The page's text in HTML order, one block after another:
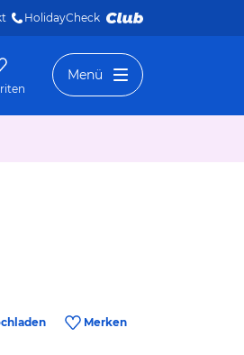
HolidayCheck
Menü
Merken